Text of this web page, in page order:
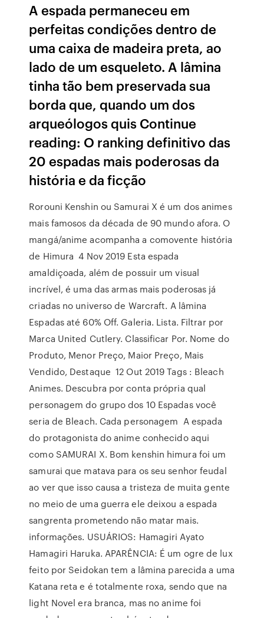
A espada permaneceu em
perfeitas condições dentro de
uma caixa de madeira preta, ao
lado de um esqueleto. A lâmina
tinha tão bem preservada sua
borda que, quando um dos
arqueólogos quis Continue
reading: O ranking definitivo das
20 espadas mais poderosas da
história e da ficção
Rorouni Kenshin ou Samurai X é um dos animes
mais famosos da década de 90 mundo afora. O
mangá/anime acompanha a comovente história
de Himura 4 Nov 2019 Esta espada
amaldiçoada, além de possuir um visual
incrível, é uma das armas mais poderosas já
criadas no universo de Warcraft. A lâmina
Espadas até 60% Off. Galeria. Lista. Filtrar por
Marca United Cutlery. Classificar Por. Nome do
Produto, Menor Preço, Maior Preço, Mais
Vendido, Destaque 12 Out 2019 Tags : Bleach
Animes. Descubra por conta própria qual
personagem do grupo dos 10 Espadas você
seria de Bleach. Cada personagem A espada
do protagonista do anime conhecido aqui
como SAMURAI X. Bom kenshin himura foi um
samurai que matava para os seu senhor feudal
ao ver que isso causa a tristeza de muita gente
no meio de uma guerra ele deixou a espada
sangrenta prometendo não matar mais.
informações. USUÁRIOS: Hamagiri Ayato
Hamagiri Haruka. APARÊNCIA: É um ogre de lux
feito por Seidokan tem a lâmina parecida a uma
Katana reta e é totalmente roxa, sendo que na
light Novel era branca, mas no anime foi